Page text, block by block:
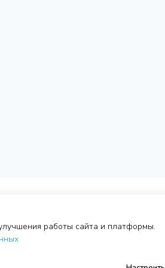
Исследования
работы сайта и платформы.